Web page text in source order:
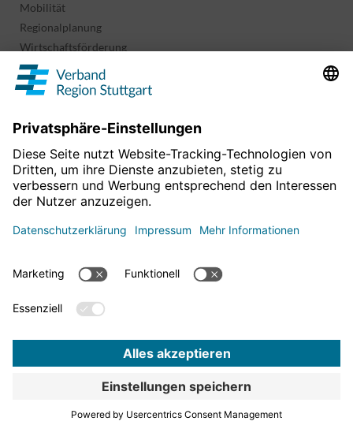
Für mehr News
hier entlang!
Mobilität
Regionalplanung
Wirtschaftsförderung
Sport und Kultur
Projekte & Programme
Informationen & Downloads
Geoinformation
Datenschutz
Barrierefreiheitserklärung
Bekanntmachungen
Datenschutz-Einstellungen